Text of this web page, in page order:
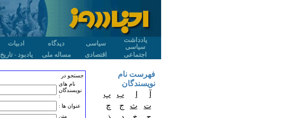
یادداشت
سیاسی
سیاسی دیدگاه ادبیات
اجتماعی
اقتصادی مساله ملی یادبود - تاریخ
جستجو در
نام های
نویسندگان
:
عنوان ها :
متن
فهرست نام
نویسندگان
ب
پ
ت
ث ج
چ